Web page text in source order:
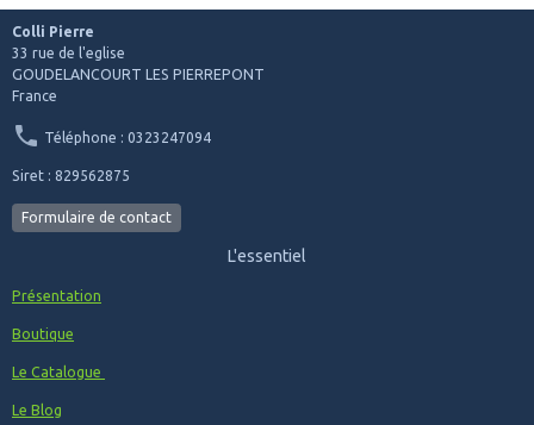
Colli Pierre
33 rue de l'eglise
GOUDELANCOURT LES PIERREPONT
France
Téléphone : 0323247094
Siret : 829562875
Formulaire de contact
L'essentiel
Présentation
Boutique
Le Catalogue
Le Blog